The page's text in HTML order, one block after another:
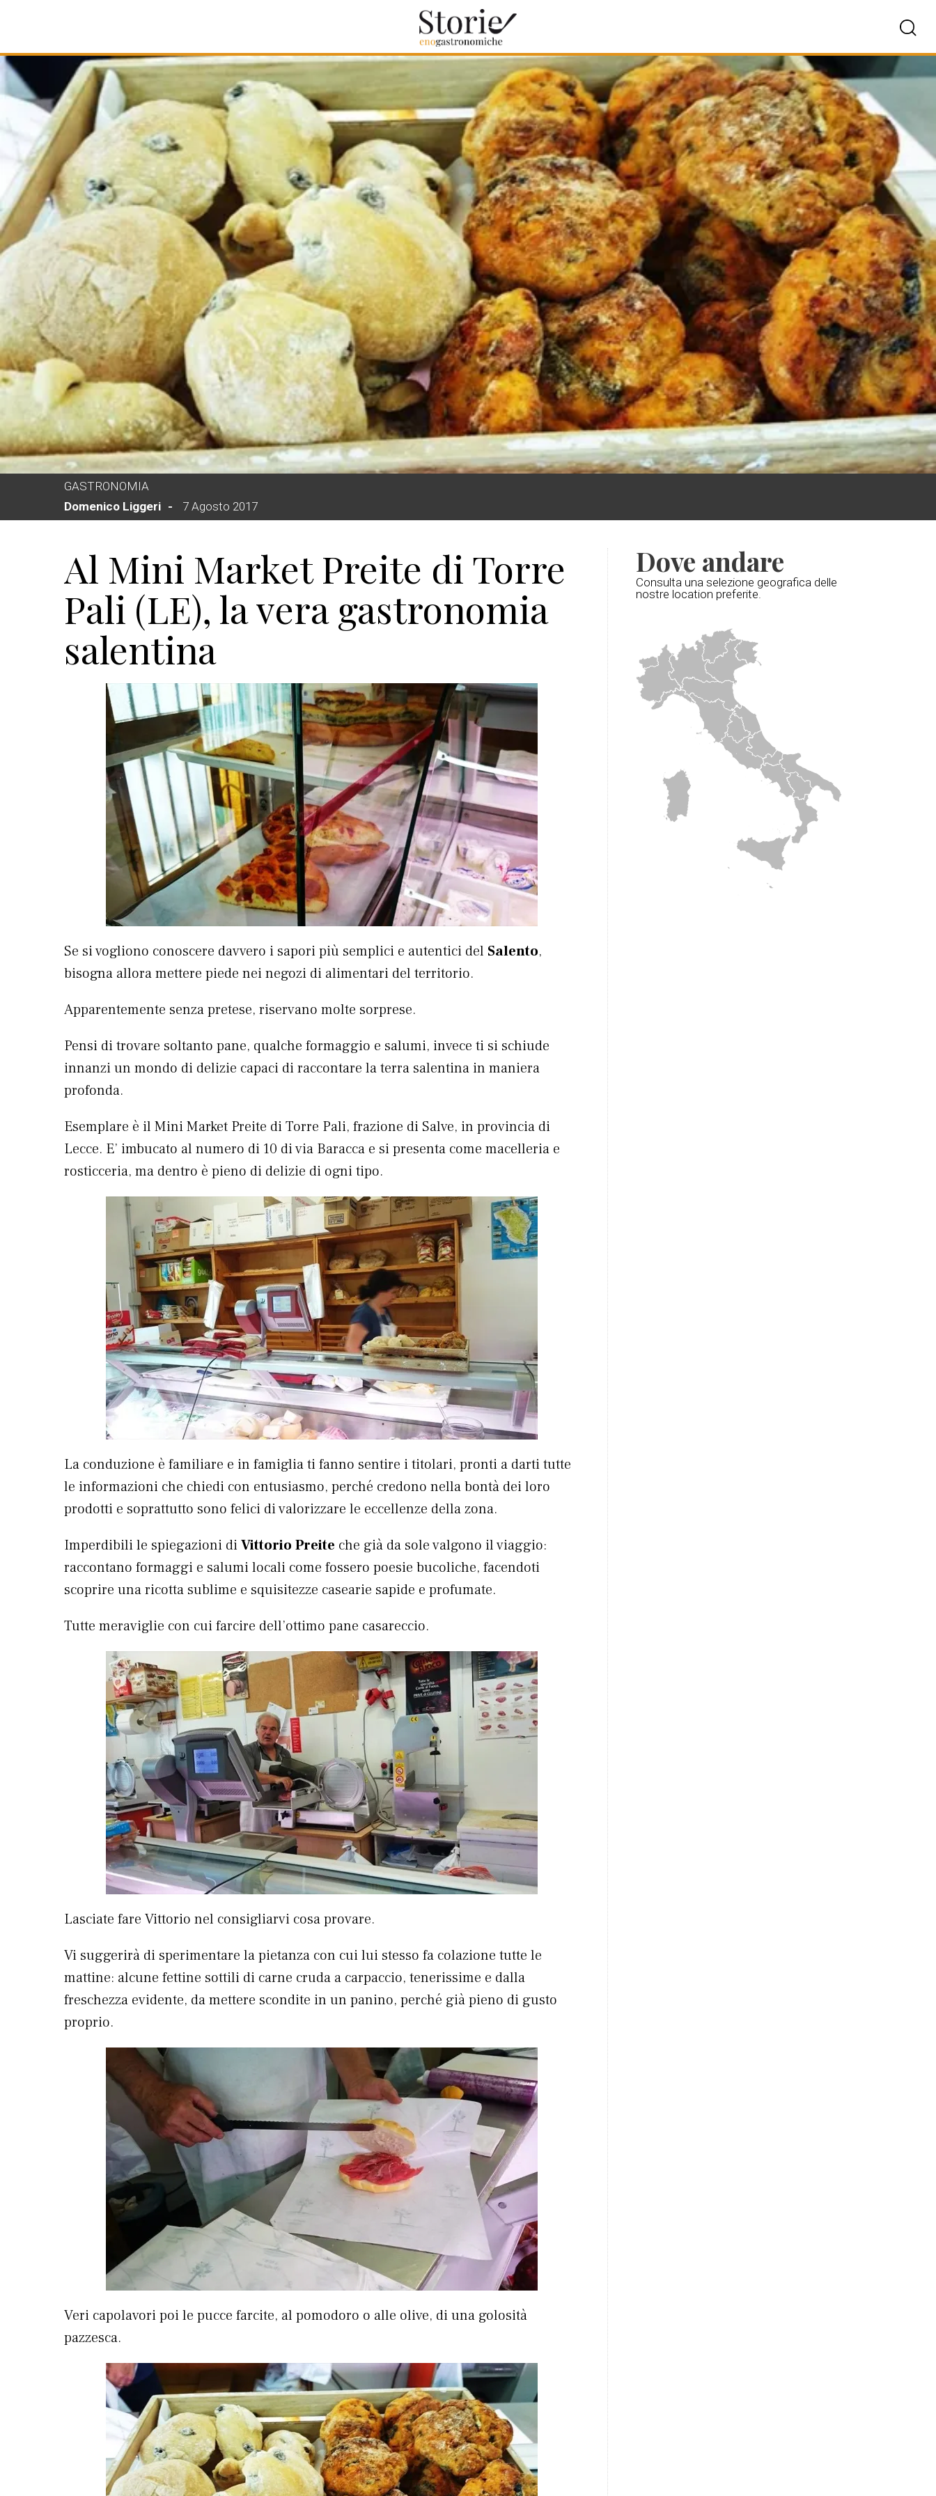
GASTRONOMIA
Domenico Liggeri
7 Agosto 2017
Al Mini Market Preite di Torre
Pali (LE), la vera gastronomia
salentina
Se si vogliono conoscere davvero i sapori più semplici e autentici del Salento,
bisogna allora mettere piede nei negozi di alimentari del territorio.
Apparentemente senza pretese, riservano molte sorprese.
Pensi di trovare soltanto pane, qualche formaggio e salumi, invece ti si schiude
innanzi un mondo di delizie capaci di raccontare la terra salentina in maniera
profonda.
Esemplare è il Mini Market Preite di Torre Pali, frazione di Salve, in provincia di
Lecce. E’ imbucato al numero di 10 di via Baracca e si presenta come macelleria e
rosticceria, ma dentro è pieno di delizie di ogni tipo.
La conduzione è familiare e in famiglia ti fanno sentire i titolari, pronti a darti tutte
le informazioni che chiedi con entusiasmo, perché credono nella bontà dei loro
prodotti e soprattutto sono felici di valorizzare le eccellenze della zona.
Imperdibili le spiegazioni diVittorio Preite che già da sole valgono il viaggio:
raccontano formaggi e salumi locali come fossero poesie bucoliche, facendoti
scoprire una ricotta sublime e squisitezze casearie sapide e profumate.
Tutte meraviglie con cui farcire dell’ottimo pane casareccio.
Lasciate fare Vittorio nel consigliarvi cosa provare.
Vi suggerirà di sperimentare la pietanza con cui lui stesso fa colazione tutte le
mattine: alcune fettine sottili di carne cruda a carpaccio, tenerissime e dalla
freschezza evidente, da mettere scondite in un panino, perché già pieno di gusto
proprio.
Veri capolavori poi le pucce farcite, al pomodoro o alle olive, di una golosità
pazzesca.
Dove andare
Consulta una selezione geografica delle
nostre location preferite.